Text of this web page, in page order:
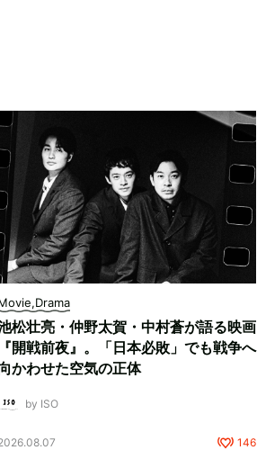
松壮亮・仲野太賀・中村蒼が語る映画
『開戦前夜』。「日本必敗」でも戦争へ
かわせた空気の正体
by ISO
146